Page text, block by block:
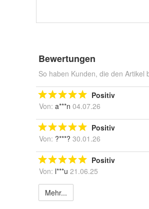
Bewertungen
So haben Kunden, die den Artikel
Positiv
Von: a***n 04.07.26
Positiv
Von: ?***? 30.01.26
Positiv
Von: l***u 21.06.25
Mehr...